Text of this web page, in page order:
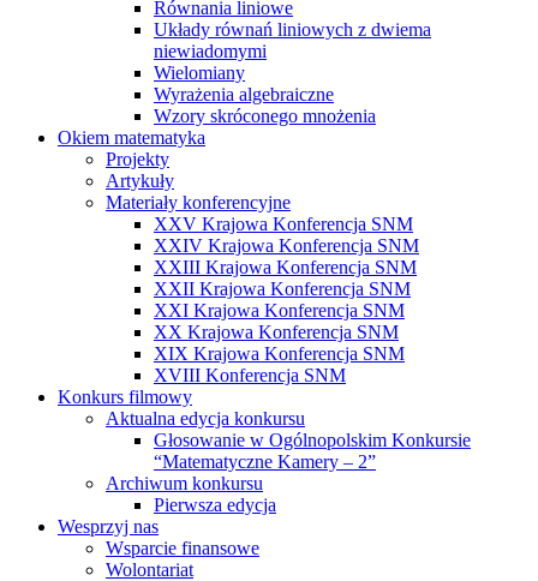
Równania liniowe
Układy równań liniowych z dwiema
niewiadomymi
Wielomiany
Wyrażenia algebraiczne
Wzory skróconego mnożenia
Okiem matematyka
Projekty
Artykuły
Materiały konferencyjne
XXV Krajowa Konferencja SNM
XXIV Krajowa Konferencja SNM
XXIII Krajowa Konferencja SNM
XXII Krajowa Konferencja SNM
XXI Krajowa Konferencja SNM
XX Krajowa Konferencja SNM
XIX Krajowa Konferencja SNM
XVIII Konferencja SNM
Konkurs filmowy
Aktualna edycja konkursu
Głosowanie w Ogólnopolskim Konkursie
“Matematyczne Kamery – 2”
Archiwum konkursu
Pierwsza edycja
Wesprzyj nas
Wsparcie finansowe
Wolontariat